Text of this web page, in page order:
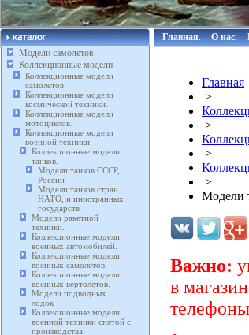
Модели самолётов.
Коллекционные модели
Коллекционные модели
самолетов.
Коллекционные модели
космической техники.
Коллекционные модели
мотоциклов.
Коллекционные модели
военной техники.
Коллекционные модели
танков.
Модели танков СССР,
России
Модели танков стран
НАТО, и иностранных
государств
Модели ракетной
техники.
Коллекционные модели
военных автомобилей.
Коллекционные модели
военных самолетов.
Коллекционные модели
военных вертолетов.
Модели подводных
лодок
Коллекционные модели
военной техники снятой с
производства.
Главная. О нас.
Главная
>
>
>
>
Модели
Важно:
в